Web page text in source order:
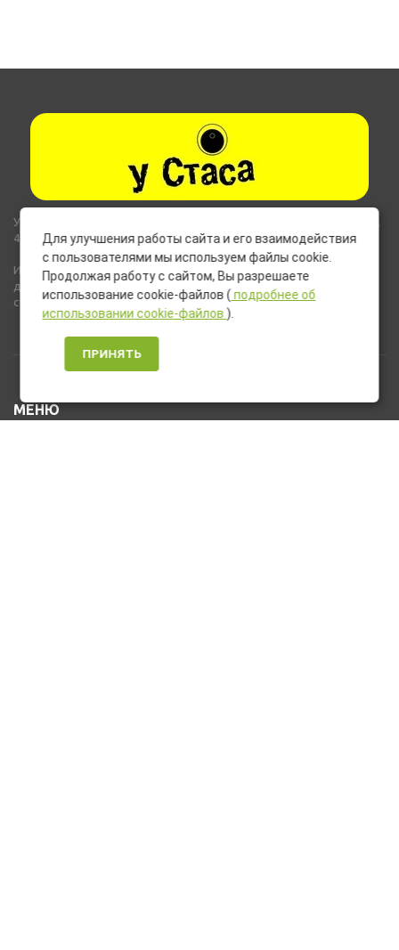
Указанные на сайте цены не являются публичной офертой (ст.435,
437 ГК РФ).
Используемые на сайте изображения товаров могут включать
дополнительное оборудование и компоненты, не входящие в
стандартную комплектацию товара.
МЕНЮ
Для улучшения работы сайта и его взаимодействия
с пользователями мы используем файлы cookie.
Продолжая работу с сайтом, Вы разрешаете
использование cookie-файлов ( подробнее об
использовании cookie-файлов ).
ПРИНЯТЬ